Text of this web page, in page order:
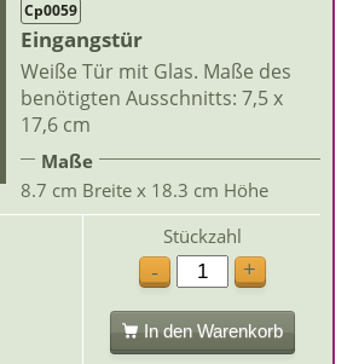
Cp0059
Eingangstür
Weiße Tür mit Glas. Maße des
benötigten Ausschnitts: 7,5 x
17,6 cm
Maße
8.7 cm Breite x 18.3 cm Höhe
Stückzahl
-
+
In den Warenkorb